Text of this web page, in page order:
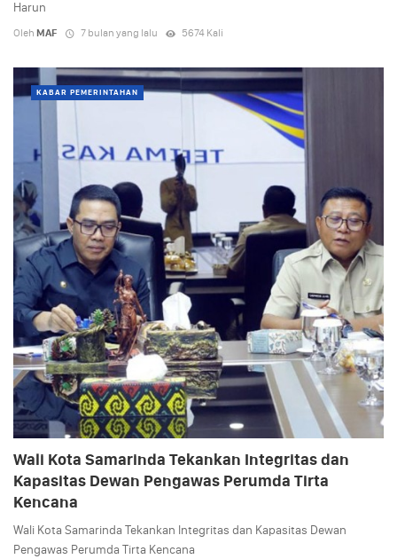
Harun
Oleh MAF 7 bulan yang lalu 5674 Kali
KABAR PEMERINTAHAN
Wali Kota Samarinda Tekankan Integritas dan
Kapasitas Dewan Pengawas Perumda Tirta
Kencana
Wali Kota Samarinda Tekankan Integritas dan Kapasitas Dewan
Pengawas Perumda Tirta Kencana